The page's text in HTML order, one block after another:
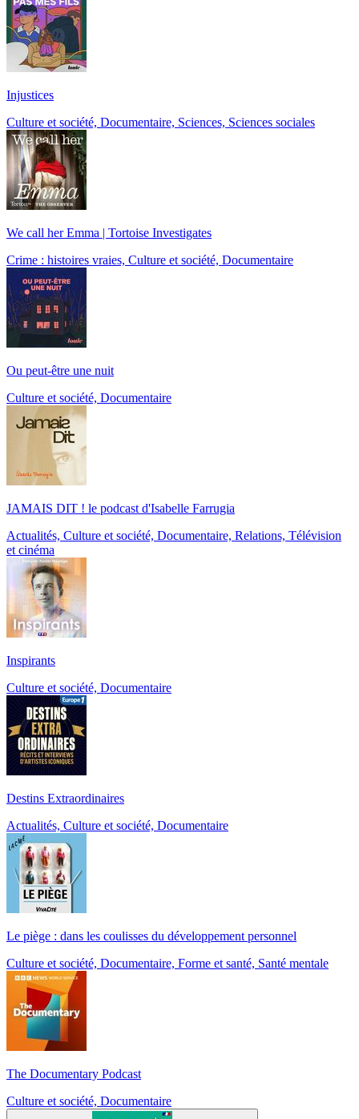
Injustices
Culture et société, Documentaire, Sciences, Sciences sociales
We call her Emma | Tortoise Investigates
Crime : histoires vraies, Culture et société, Documentaire
Ou peut-être une nuit
Culture et société, Documentaire
JAMAIS DIT ! le podcast d'Isabelle Farrugia
Actualités, Culture et société, Documentaire, Relations, Télévision
et cinéma
Inspirants
Culture et société, Documentaire
Destins Extraordinaires
Actualités, Culture et société, Documentaire
Le piège : dans les coulisses du développement personnel
Culture et société, Documentaire, Forme et santé, Santé mentale
The Documentary Podcast
Culture et société, Documentaire